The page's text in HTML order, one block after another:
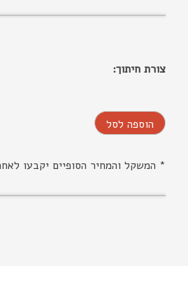
צורת חיתוך:
הוספה לסל
* המשקל והמחיר הסופיים יקבעו